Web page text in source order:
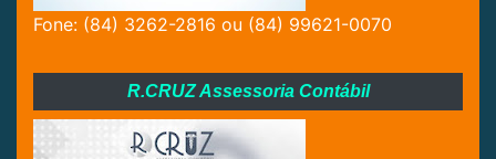
Fone: (84) 3262-2816 ou (84) 99621-0070
R.CRUZ Assessoria Contábil